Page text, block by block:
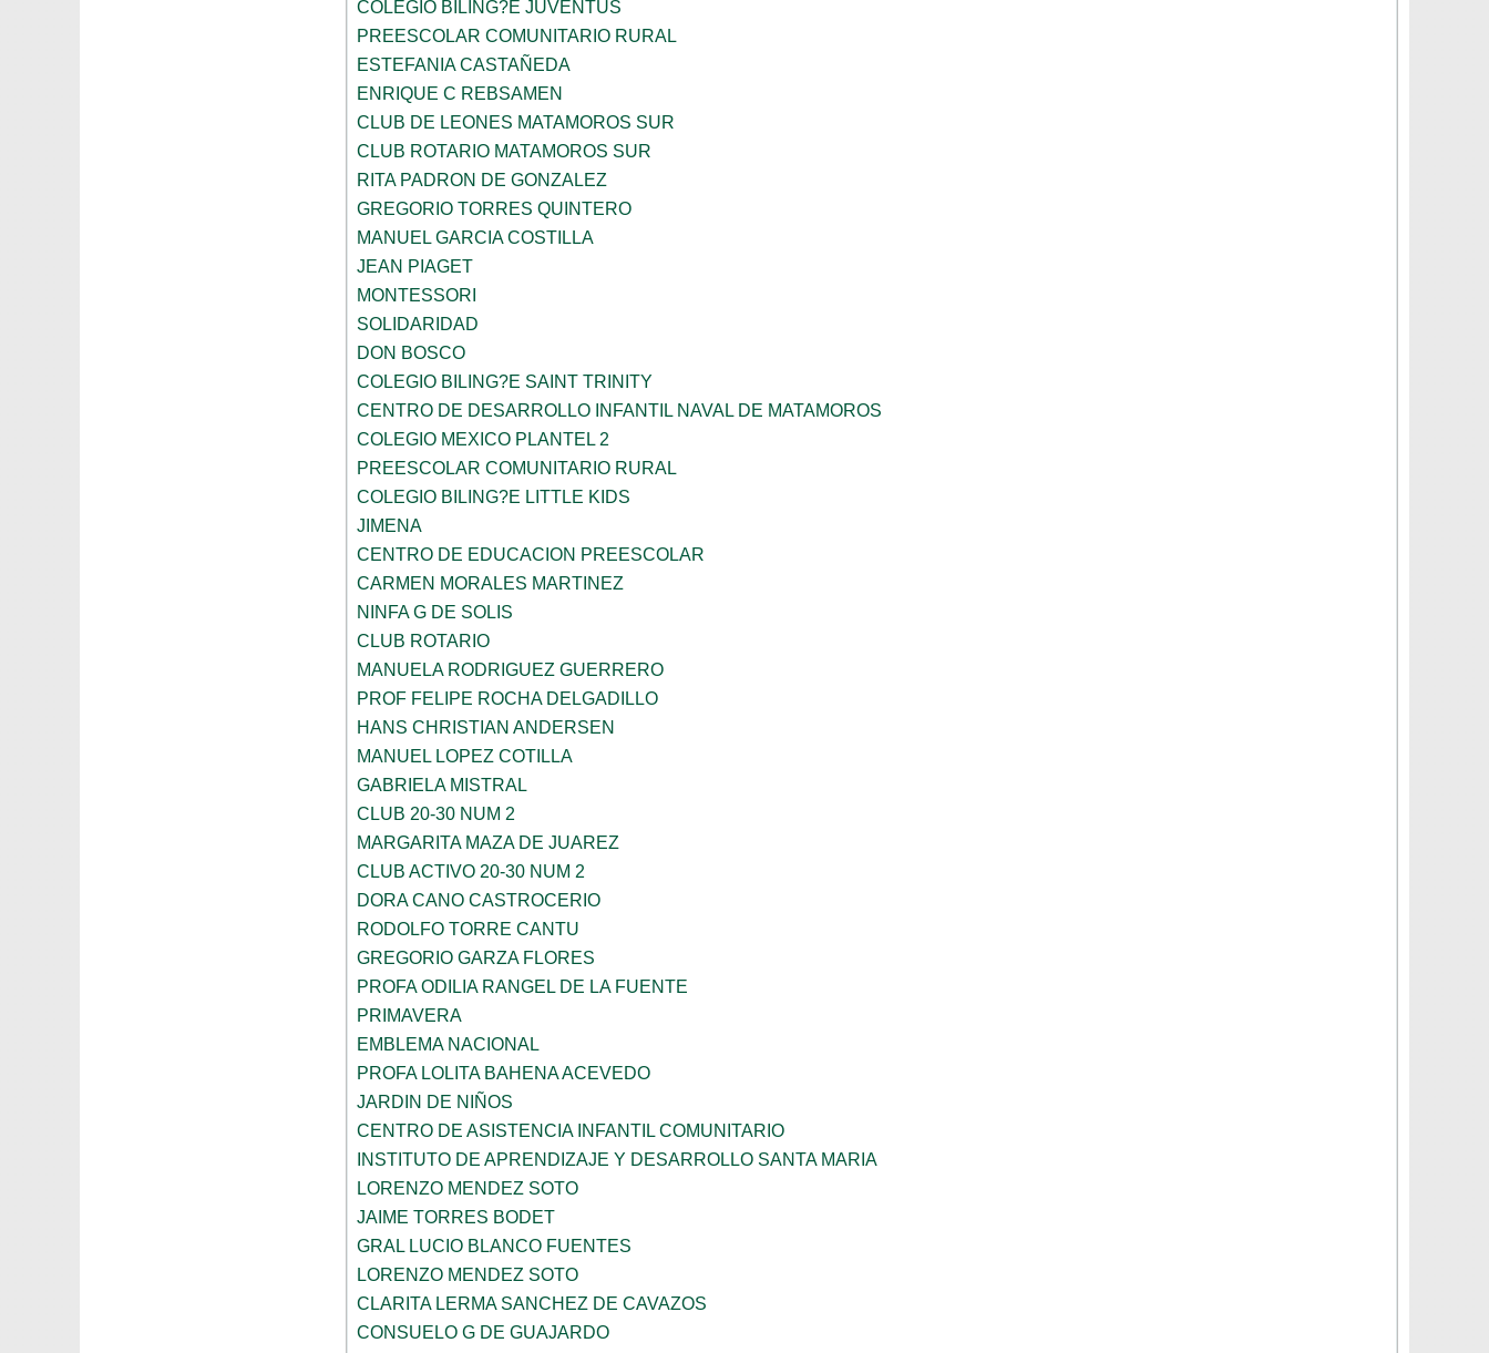
COLEGIO BILING?E JUVENTUS
PREESCOLAR COMUNITARIO RURAL
ESTEFANIA CASTAÑEDA
ENRIQUE C REBSAMEN
CLUB DE LEONES MATAMOROS SUR
CLUB ROTARIO MATAMOROS SUR
RITA PADRON DE GONZALEZ
GREGORIO TORRES QUINTERO
MANUEL GARCIA COSTILLA
JEAN PIAGET
MONTESSORI
SOLIDARIDAD
DON BOSCO
COLEGIO BILING?E SAINT TRINITY
CENTRO DE DESARROLLO INFANTIL NAVAL DE MATAMOROS
COLEGIO MEXICO PLANTEL 2
PREESCOLAR COMUNITARIO RURAL
COLEGIO BILING?E LITTLE KIDS
JIMENA
CENTRO DE EDUCACION PREESCOLAR
CARMEN MORALES MARTINEZ
NINFA G DE SOLIS
CLUB ROTARIO
MANUELA RODRIGUEZ GUERRERO
PROF FELIPE ROCHA DELGADILLO
HANS CHRISTIAN ANDERSEN
MANUEL LOPEZ COTILLA
GABRIELA MISTRAL
CLUB 20-30 NUM 2
MARGARITA MAZA DE JUAREZ
CLUB ACTIVO 20-30 NUM 2
DORA CANO CASTROCERIO
RODOLFO TORRE CANTU
GREGORIO GARZA FLORES
PROFA ODILIA RANGEL DE LA FUENTE
PRIMAVERA
EMBLEMA NACIONAL
PROFA LOLITA BAHENA ACEVEDO
JARDIN DE NIÑOS
CENTRO DE ASISTENCIA INFANTIL COMUNITARIO
INSTITUTO DE APRENDIZAJE Y DESARROLLO SANTA MARIA
LORENZO MENDEZ SOTO
JAIME TORRES BODET
GRAL LUCIO BLANCO FUENTES
LORENZO MENDEZ SOTO
CLARITA LERMA SANCHEZ DE CAVAZOS
CONSUELO G DE GUAJARDO